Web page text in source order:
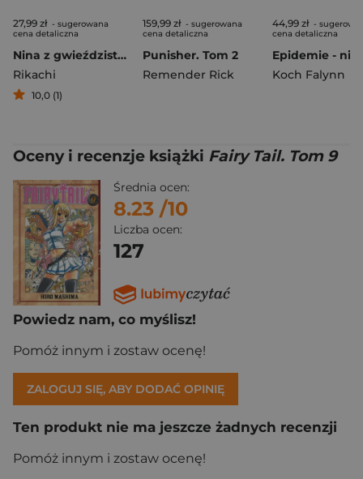
27,99 zł - sugerowana
cena detaliczna
Nina z gwieździstego królestwa. Tom 9
Rikachi
10,0 (1)
159,99 zł - sugerowana
cena detaliczna
Punisher. Tom 2
Remender Rick
44,99 zł -
cena detaliczna
Koch Falynn
Oceny i recenzje książki Fairy Tail. Tom 9
Średnia ocen:
8.23 /10
Liczba ocen:
127
Powiedz nam, co myślisz!
Pomóż innym i zostaw ocenę!
ZALOGUJ SIĘ, ABY DODAĆ OPINIĘ
Ten produkt nie ma jeszcze żadnych recenzji
Pomóż innym i zostaw ocenę!